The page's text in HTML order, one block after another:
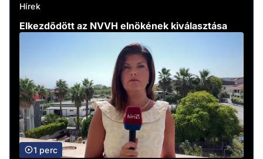
Hírek
Elkezdődött az NVVH elnökének kiválasztása
1 perc